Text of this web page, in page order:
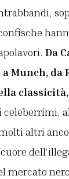
Da
a Munch,
classicità,
celeberrimi,
altri
mercato